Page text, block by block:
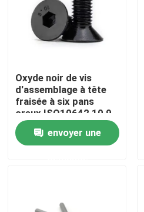
Maison
Des produits
Oxyde noir de vis
d'assemblage à tête
fraisée à six pans
creux ISO10642 10,9
haute résistance
envoyer une